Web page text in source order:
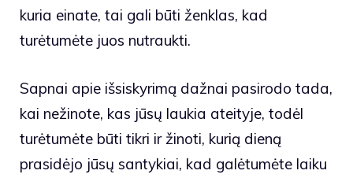
kuria einate, tai gali būti ženklas, kad
turėtumėte juos nutraukti.
Sapnai apie išsiskyrimą dažnai pasirodo tada,
kai nežinote, kas jūsų laukia ateityje, todėl
turėtumėte būti tikri ir žinoti, kurią dieną
prasidėjo jūsų santykiai, kad galėtumėte laiku